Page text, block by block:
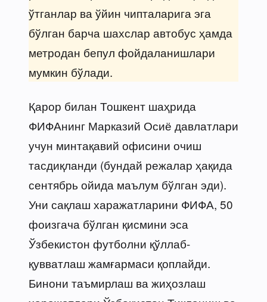
ўтганлар ва ўйин чипталарига эга
бўлган барча шахслар автобус ҳамда
метродан бепул фойдаланишлари
мумкин бўлади.
Қарор билан Тошкент шаҳрида
ФИФАнинг Марказий Осиё давлатлари
учун минтақавий офисини очиш
тасдиқланди (бундай режалар ҳақида
сентябрь ойида маълум бўлган эди).
Уни сақлаш харажатларини ФИФА, 50
фоизгача бўлган қисмини эса
Ўзбекистон футболни қўллаб-
қувватлаш жамғармаси қоплайди.
Бинони таъмирлаш ва жиҳозлаш